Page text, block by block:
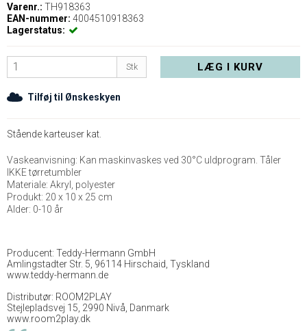
Varenr.: TH918363
EAN-nummer: 4004510918363
Lagerstatus:
Stk LÆG I KURV
Tilføj til Ønskeskyen
Stående karteuser kat.
Vaskeanvisning: Kan maskinvaskes ved 30°C uldprogram. Tåler
IKKE tørretumbler
Materiale: Akryl, polyester
Produkt: 20 x 10 x 25 cm
Alder: 0-10 år
Producent: Teddy-Hermann GmbH
Amlingstadter Str. 5, 96114 Hirschaid, Tyskland
www.teddy-hermann.de
Distributør: ROOM2PLAY
Stejlepladsvej 15, 2990 Nivå, Danmark
www.room2play.dk